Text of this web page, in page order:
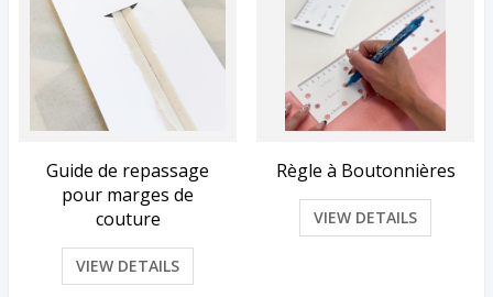
Guide de repassage
pour marges de
couture
VIEW DETAILS
Règle à Boutonnières
VIEW DETAILS